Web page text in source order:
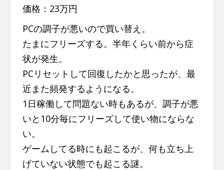
価格：23万円
PCの調子が悪いので買い替え。
たまにフリーズする。半年くらい前から症
状が発生。
PCリセットして回復したかと思ったが、最
近また頻発するようになる。
1日稼働して問題ない時もあるが、調子が悪
いと10分毎にフリーズして使い物にならな
い。
ゲームしてる時にも起こるが、何も立ち上
げていない状態でも起こる謎。